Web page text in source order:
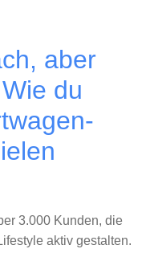
aber
du
3.000 Kunden, die
aktiv gestalten.